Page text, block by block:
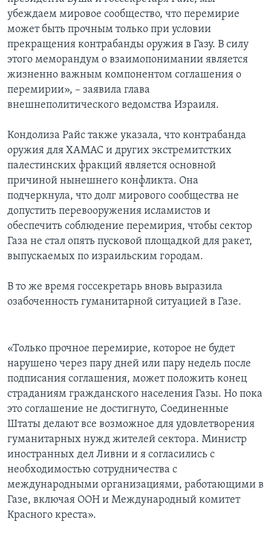
убеждаем мировое сообщество, что перемирие
может быть прочным только при условии
прекращения контрабанды оружия в Газу. В силу
этого меморандум о взаимопонимании является
жизненно важным компонентом соглашения о
перемирии», – заявила глава
внешнеполитического ведомства Израиля.
Кондолиза Райс также указала, что контрабанда
оружия для ХАМАС и других экстремитстких
палестинских фракций является основной
причиной нынешнего конфликта. Она
подчеркнула, что долг мирового сообщества не
допустить перевооружения исламистов и
обеспечить соблюдение перемирия, чтобы сектор
Газа не стал опять пусковой площадкой для ракет,
выпускаемых по израильским городам.
В то же время госсекретарь вновь выразила
озабоченность гуманитарной ситуацией в Газе.
«Только прочное перемирие, которое не будет
нарушено через пару дней или пару недель после
подписания соглашения, может положить конец
страданиям гражданского населения Газы. Но пока
это соглашение не достигнуто, Соединенные
Штаты делают все возможное для удовлетворения
гуманитарных нужд жителей сектора. Министр
иностранных дел Ливни и я согласились с
необходимостью сотрудничества с
международными организациями, работающими в
Газе, включая ООН и Международный комитет
Красного креста».